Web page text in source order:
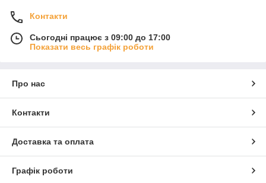
Контакти
Сьогодні працює з 09:00 до 17:00
Показати весь графік роботи
Про нас
Контакти
Доставка та оплата
Графік роботи